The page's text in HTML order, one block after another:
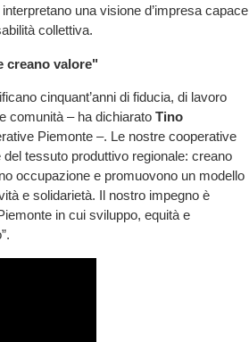
una visione d’impresa capace
collettiva.
creano valore"
cinquant’anni di fiducia, di lavoro
comunità – ha dichiarato Tino
Piemonte –. Le nostre cooperative
tessuto produttivo regionale: creano
occupazione e promuovono un modello
e solidarietà. Il nostro impegno è
in cui sviluppo, equità e